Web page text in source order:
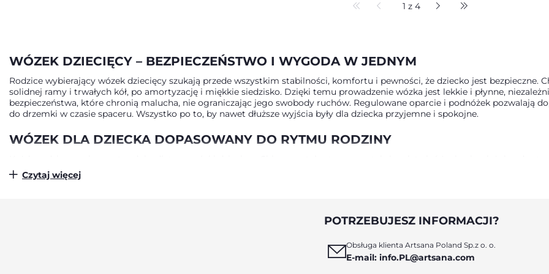
1 z 4
WÓZEK DZIECIĘCY – BEZPIECZEŃSTWO I WYGODA W JEDNYM
Rodzice wybierający wózek dziecięcy szukają przede wszystkim stabilności, komfortu i pewności, że dziecko jest bezpieczne.
solidnej ramy i trwałych kół, po amortyzację i miękkie siedzisko. Dzięki temu prowadzenie wózka jest lekkie i płynne,
bezpieczeństwa, które chronią malucha, nie ograniczając jego swobody ruchów. Regulowane oparcie i podnóżek pozwalają
do drzemki w czasie spaceru. Wszystko po to, by nawet dłuższe wyjścia były dla dziecka przyjemne i spokojne.
WÓZEK DLA DZIECKA DOPASOWANY DO RYTMU RODZINY
przenoszenia, co przydaje się podczas szybkiego wyjścia do sklepu czy podróży samochodem. Dla rodziców ważna jest
rączka. Chicco dba o to, by każdy element wózka był praktyczny, intuicyjny i trwały. Dzięki temu możesz cieszyć się
Kupując wózek dziecięcy, chcesz, by służył przez dłuższy czas i dopasowywał się do potrzeb malucha. Chicco oferuje
konstrukcja, niezawodne hamulce i solidne pasy, 2. Komfort dziecka – miękkie siedzisko, amortyzacja i regulowane oparcie, 3.
kompaktowe wymiary, 4. Nowoczesny design – eleganckie kolory, stylowe wykończenia i trwałe materiały, 5.Funkcjonalność
Czytaj więcej
POTRZEBUJESZ INFORMACJI?
Obsługa klienta Artsana Poland Sp.z o. o.
E-mail: info.PL@artsana.com